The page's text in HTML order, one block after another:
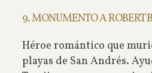
9. MONUMENTO A ROBERT
Héroe romántico que
playas de San Andrés.